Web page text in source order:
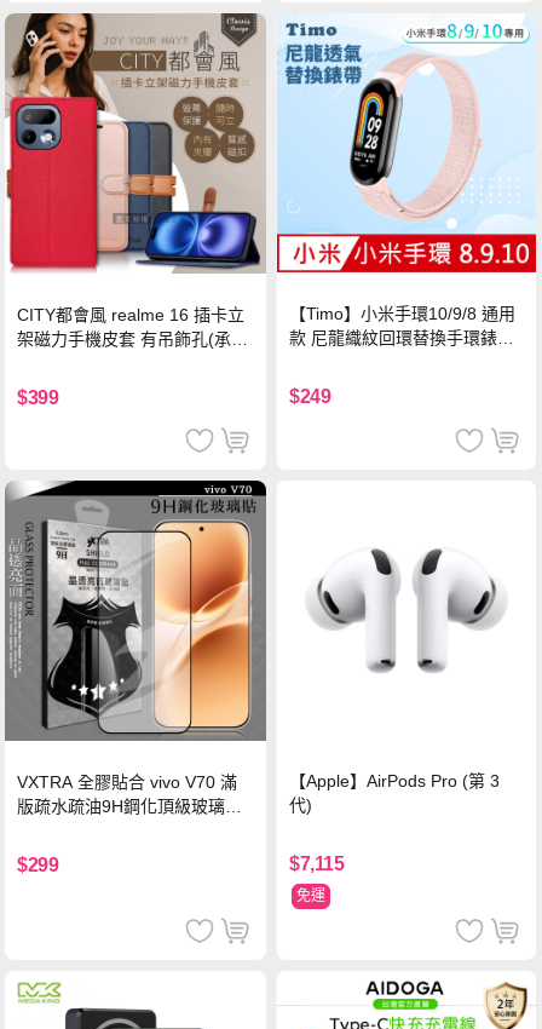
CITY都會風 realme 16 插卡立
架磁力手機皮套 有吊飾孔(承諾
$399
【Timo】小米手環10/9/8 通用
款 尼龍織紋回環替換手環錶帶-
$249
VXTRA 全膠貼合 vivo V70 滿
版疏水疏油9H鋼化頂級玻璃貼
$299
【Apple】AirPods Pro (第 3
代)
$7,115
免運